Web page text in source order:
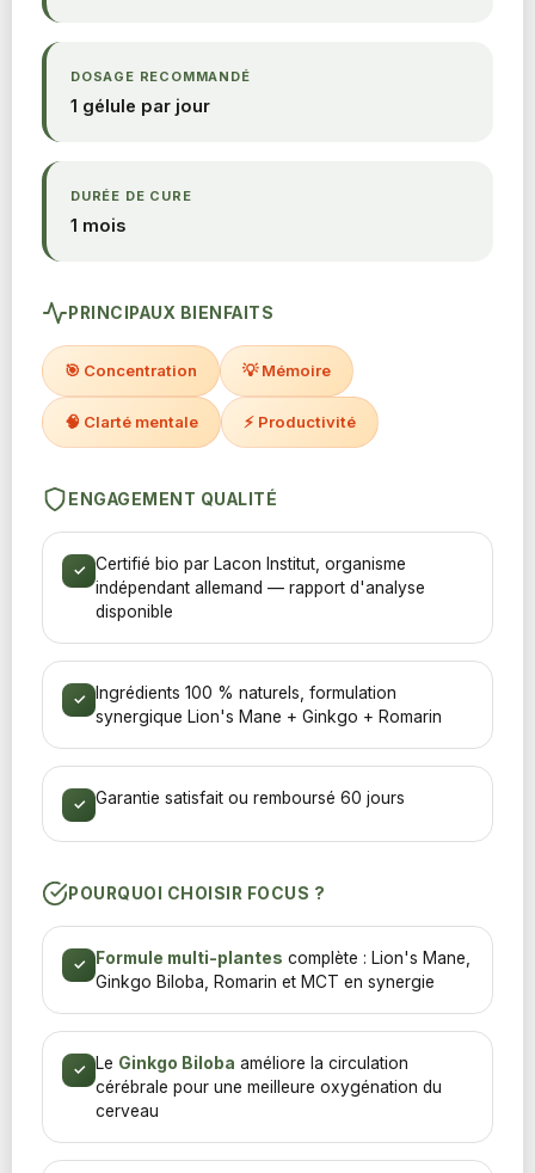
DOSAGE RECOMMANDÉ
1 gélule par jour
DURÉE DE CURE
1 mois
PRINCIPAUX BIENFAITS
🎯 Concentration 💡 Mémoire
🧠 Clarté mentale ⚡ Productivité
ENGAGEMENT QUALITÉ
✓ Certifié bio par Lacon Institut, organisme
indépendant allemand — rapport d'analyse
disponible
✓
Ingrédients 100 % naturels, formulation
synergique Lion's Mane + Ginkgo + Romarin
✓ Garantie satisfait ou remboursé 60 jours
POURQUOI CHOISIR FOCUS ?
✓ Formule multi-plantes complète : Lion's Mane,
Ginkgo Biloba, Romarin et MCT en synergie
✓ Le Ginkgo Biloba améliore la circulation
cérébrale pour une meilleure oxygénation du
cerveau